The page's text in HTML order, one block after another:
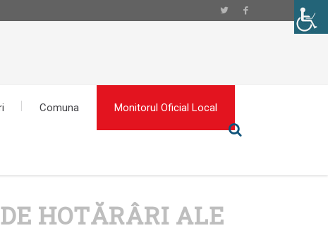
Comuna Monitorul Oficial Local
HOTĂRÂRI ALE